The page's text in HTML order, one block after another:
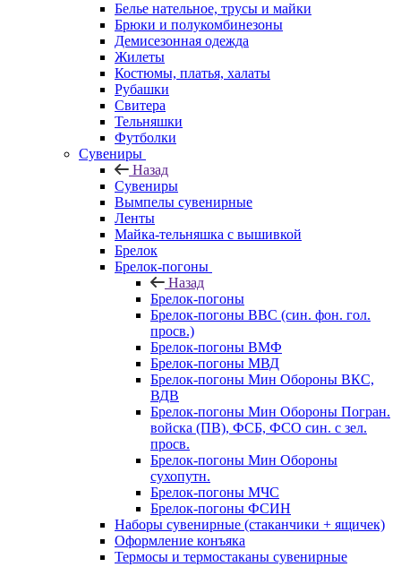
Белье нательное, трусы и майки
Брюки и полукомбинезоны
Демисезонная одежда
Жилеты
Костюмы, платья, халаты
Рубашки
Свитера
Тельняшки
Футболки
Сувениры
Назад
Сувениры
Вымпелы сувенирные
Ленты
Майка-тельняшка с вышивкой
Брелок
Брелок-погоны
Назад
Брелок-погоны
Брелок-погоны ВВС (син. фон. гол.
просв.)
Брелок-погоны ВМФ
Брелок-погоны МВД
Брелок-погоны Мин Обороны ВКС,
ВДВ
Брелок-погоны Мин Обороны Погран.
войска (ПВ), ФСБ, ФСО син. с зел.
просв.
Брелок-погоны Мин Обороны
сухопутн.
Брелок-погоны МЧС
Брелок-погоны ФСИН
Наборы сувенирные (стаканчики + ящичек)
Оформление конъяка
Термосы и термостаканы сувенирные